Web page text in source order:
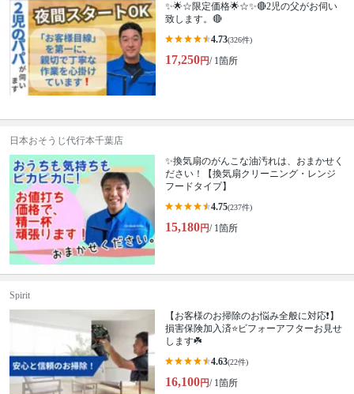
✨🌟☆限定価格🌟☆✨🔴2児の父がお伺い
致します。🔴
4.73(326件)
17,250円/ 1箇所
日本おそうじ代行本千葉店
✨換気扇のがんこな油汚れは、おまかせく
ださい！【換気扇クリーニング・レンジ
フードタイプ】
4.75(237件)
15,180円/ 1箇所
Spirit
【お客様のお掃除のお悩み全般に対応❗️】
損害保険加入済⭐️ビフォーアフターお見せ
します☘️
4.63(22件)
16,100円/ 1箇所